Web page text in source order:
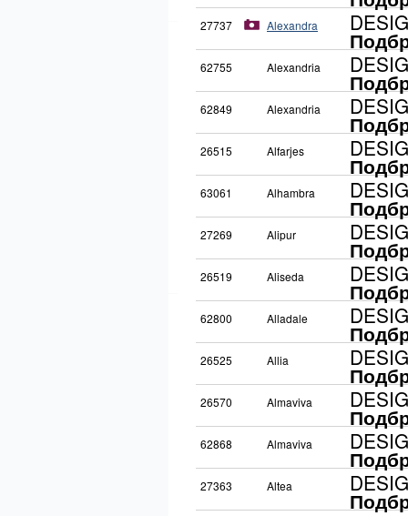
27737 Alexandra
62755 Alexandria
62849 Alexandria
26515 Alfarjes
63061 Alhambra
27269 Alipur
26519 Aliseda
62800 Alladale
26525 Allia
26570 Almaviva
62868 Almaviva
27363 Altea